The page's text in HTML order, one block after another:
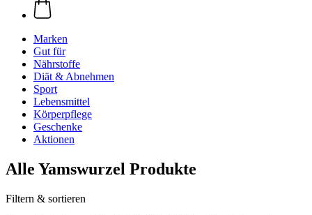
Marken
Gut für
Nährstoffe
Diät & Abnehmen
Sport
Lebensmittel
Körperpflege
Geschenke
Aktionen
Alle Yamswurzel Produkte
Filtern & sortieren